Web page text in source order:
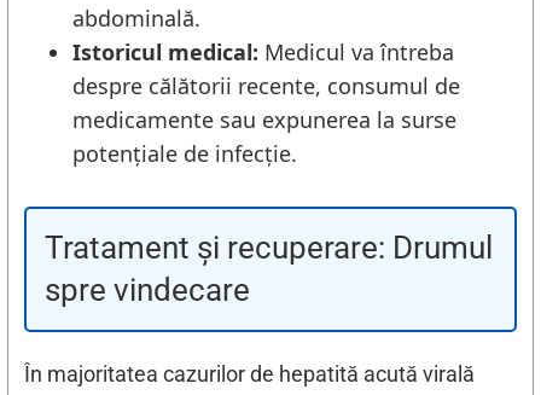
abdominală.
Istoricul medical: Medicul va întreba
despre călătorii recente, consumul de
medicamente sau expunerea la surse
potențiale de infecție.
Tratament și recuperare: Drumul
spre vindecare
În majoritatea cazurilor de hepatită acută virală